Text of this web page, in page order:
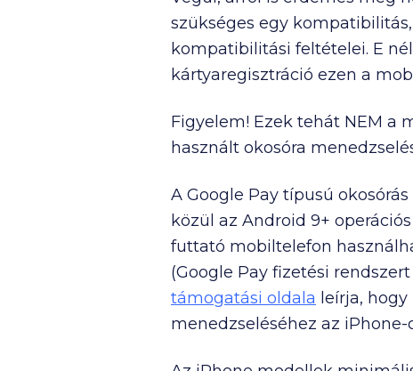
szükséges egy
kompatibilitási feltételei. E
kártyaregisztráció ezen a
Figyelem! Ezek tehát NEM a
használt okosóra
A Google Pay típusú
közül az Android 9+
futtató mobiltelefon
(Google Pay fizetési
támogatási oldala leírja,
menedzseléséhez az